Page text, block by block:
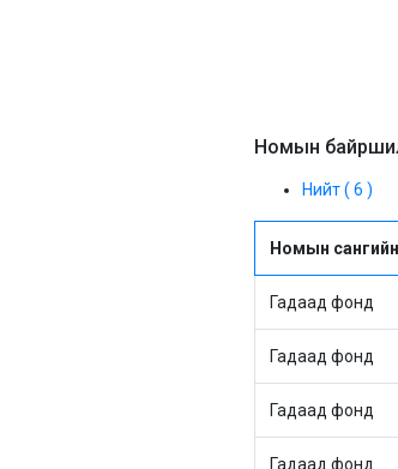
Номын
Нийт ( 6 )
Номын
Гадаад фонд
Гадаад фонд
Гадаад фонд
Гадаад фонд